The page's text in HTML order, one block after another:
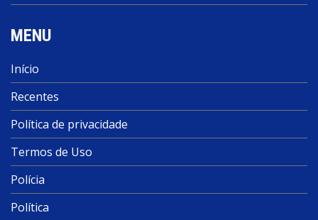
MENU
Início
Recentes
Política de privacidade
Termos de Uso
Polícia
Política